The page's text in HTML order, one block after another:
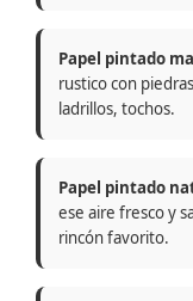
Papel pintado
rustico con
ladrillos, tochos.
Papel pintado
ese aire fresco y
rincón favorito.